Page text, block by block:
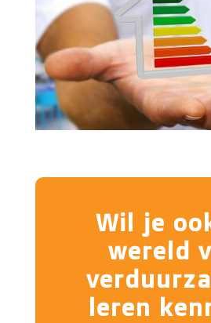
Wil je
wereld
leren